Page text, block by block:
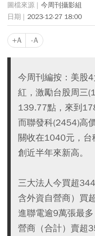
今周刊攝影組
2023-12-27 18:00
+A -A
今周刊編按：美股
紅，激勵台股周三
139.77點，來到
而聯發科(2454)高
關收在1040元，台
創近半年來新高。
三大法人今買超
含外資自營商）買
進聯電逾9萬張最
營商（合計）賣超